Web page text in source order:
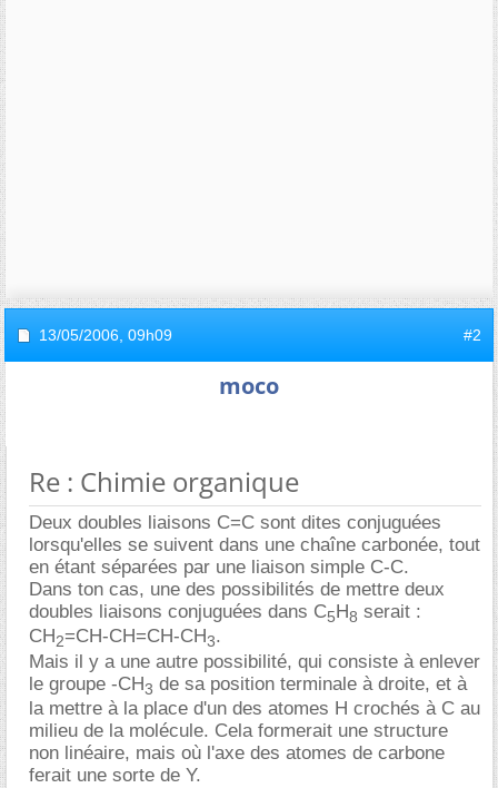
13/05/2006, 09h09 #2
moco
Re : Chimie organique
Deux doubles liaisons C=C sont dites conjuguées
lorsqu'elles se suivent dans une chaîne carbonée, tout
en étant séparées par une liaison simple C-C.
Dans ton cas, une des possibilités de mettre deux
doubles liaisons conjuguées dans C5H8 serait :
CH2=CH-CH=CH-CH3.
Mais il y a une autre possibilité, qui consiste à enlever
le groupe -CH3 de sa position terminale à droite, et à
la mettre à la place d'un des atomes H crochés à C au
milieu de la molécule. Cela formerait une structure
non linéaire, mais où l'axe des atomes de carbone
ferait une sorte de Y.